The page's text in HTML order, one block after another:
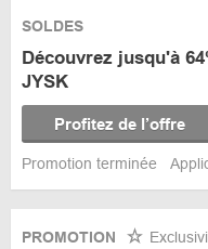
SOLDES
Découvrez jusqu'à
JYSK
Profitez de l’offre
Promotion terminée
PROMOTION